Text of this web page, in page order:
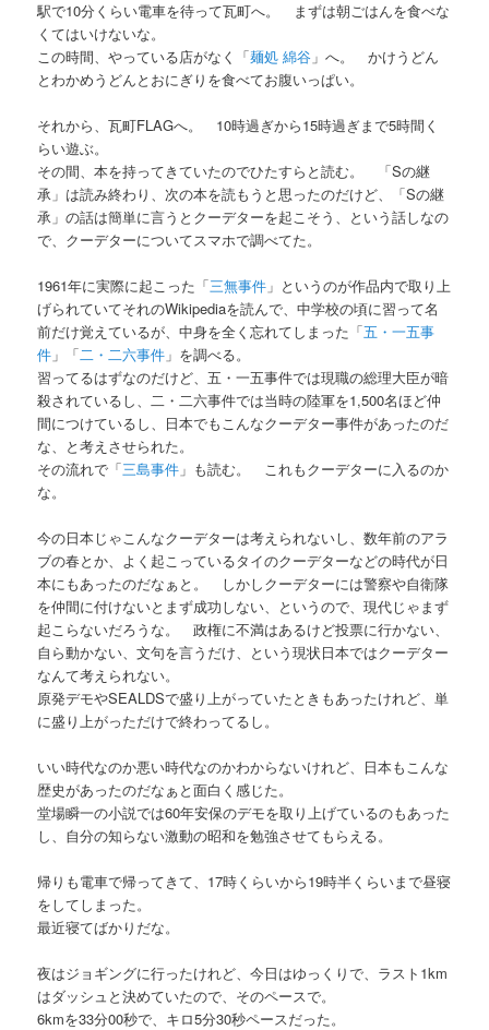
駅で10分くらい電車を待って瓦町へ。 まずは朝ごはんを食べな
くてはいけないな。
この時間、やっている店がなく「麺処 綿谷 」へ。 かけうどん
とわかめうどんとおにぎりを食べてお腹いっぱい。
それから、瓦町FLAGへ。 10時過ぎから15時過ぎまで5時間く
らい遊ぶ。
その間、本を持ってきていたのでひたすらと読む。 「Sの継
承」は読み終わり、次の本を読もうと思ったのだけど、「Sの継
承」の話は簡単に言うとクーデターを起こそう、という話しなの
で、クーデターについてスマホで調べてた。
1961年に実際に起こった「三無事件 」というのが作品内で取り上
げられていてそれのWikipediaを読んで、中学校の頃に習って名
前だけ覚えているが、中身を全く忘れてしまった「五・一五事
件 」「二・二六事件 」を調べる。
習ってるはずなのだけど、五・一五事件では現職の総理大臣が暗
殺されているし、二・二六事件では当時の陸軍を1,500名ほど仲
間につけているし、日本でもこんなクーデター事件があったのだ
な、と考えさせられた。
その流れで「三島事件 」も読む。 これもクーデターに入るのか
な。
今の日本じゃこんなクーデターは考えられないし、数年前のアラ
ブの春とか、よく起こっているタイのクーデターなどの時代が日
本にもあったのだなぁと。 しかしクーデターには警察や自衛隊
を仲間に付けないとまず成功しない、というので、現代じゃまず
起こらないだろうな。 政権に不満はあるけど投票に行かない、
自ら動かない、文句を言うだけ、という現状日本ではクーデター
なんて考えられない。
原発デモやSEALDSで盛り上がっていたときもあったけれど、単
に盛り上がっただけで終わってるし。
いい時代なのか悪い時代なのかわからないけれど、日本もこんな
歴史があったのだなぁと面白く感じた。
堂場瞬一の小説では60年安保のデモを取り上げているのもあった
し、自分の知らない激動の昭和を勉強させてもらえる。
帰りも電車で帰ってきて、17時くらいから19時半くらいまで昼寝
をしてしまった。
最近寝てばかりだな。
夜はジョギングに行ったけれど、今日はゆっくりで、ラスト1km
はダッシュと決めていたので、そのペースで。
6kmを33分00秒で、キロ5分30秒ペースだった。